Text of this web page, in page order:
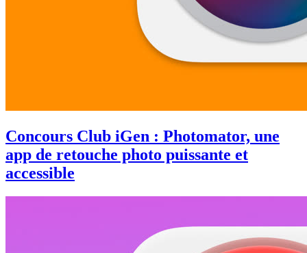
Concours Club iGen : Photomator, une
app de retouche photo puissante et
accessible